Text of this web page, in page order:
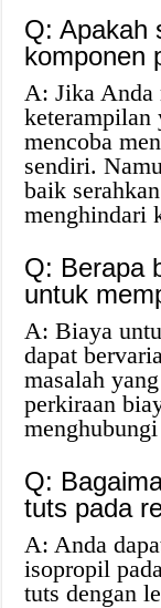
Q: Apakah
komponen
A: Jika Anda
keterampilan
mencoba
sendiri.
baik
menghindari
Q: Berapa
untuk
A: Biaya
dapat
masalah
perkiraan
Q:
tuts pada
A: Anda
isopropil
tuts dengan